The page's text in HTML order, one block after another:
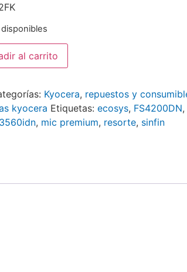
al carrito
Kyocera, repuestos y
kyocera Etiquetas: ecosys, FS4200DN,
, mic premium, resorte, sinfin